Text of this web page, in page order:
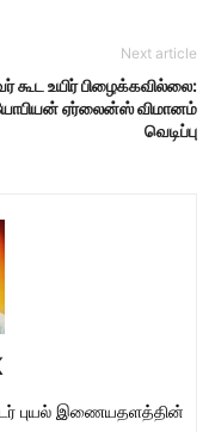
Next article
கூட உயிர் பிழைக்கவில்லை:
ஏர்லைன்ஸ் விமானம்
வெடிப்பு
புயல் இணையதளத்தின்